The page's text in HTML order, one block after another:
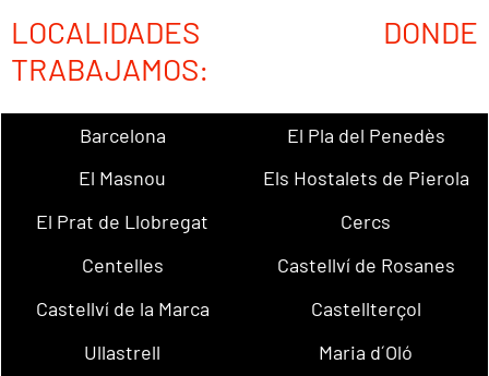
LOCALIDADES DONDE
TRABAJAMOS:
Barcelona
El Pla del Penedès
El Masnou
Els Hostalets de Pierola
El Prat de Llobregat
Cercs
Centelles
Castellví de Rosanes
Castellví de la Marca
Castellterçol
Ullastrell
Maria d´Oló